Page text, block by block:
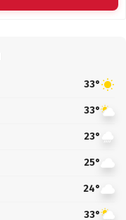
33°
33°
23°
25°
24°
33°